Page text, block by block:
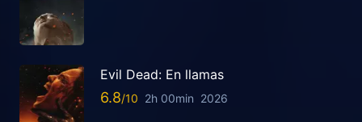
Evil Dead: En llamas
6.8 2h 00min 2026